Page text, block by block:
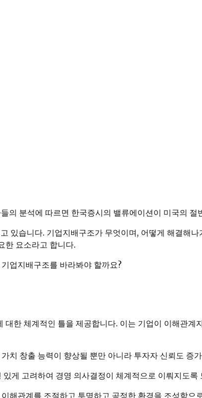
의 분석에 따르면 한국증시의 밸류에이션이 미국의
있습니다. 기업지배구조가 무엇이며, 어떻게 해결해
한 요소라고 합니다.
업지배구조를 바라봐야 할까요?
한 체계적인 틀을 제공합니다. 이는 기업이 이해관계
치 창출 능력이 향상될 뿐만 아니라 투자자 신뢰도 증
게 고려하여 경영 의사결정이 체계적으로 이뤄지도록
해관계를 조절하고 투명하고 공정한 환경을 조성함으